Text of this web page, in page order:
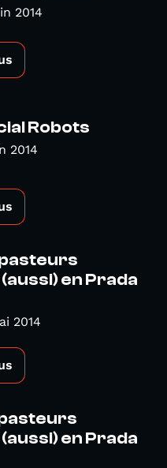
2014
Robots
2014
en Prada
2014
pasteurs
en Prada